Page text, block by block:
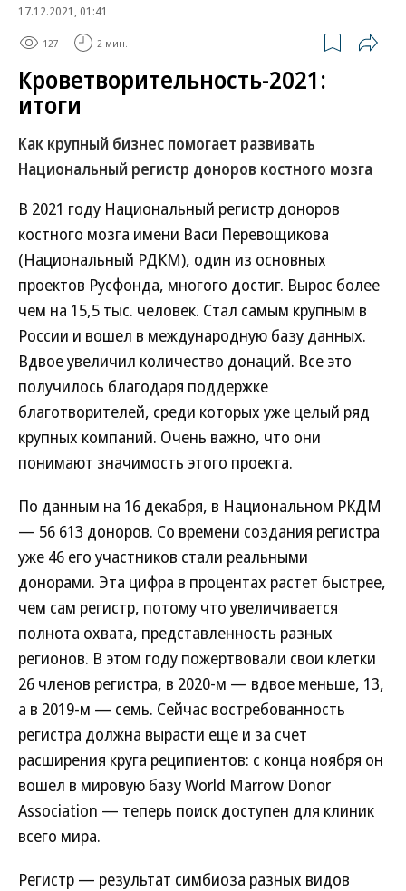
17.12.2021, 01:41
127 2 мин.
Кроветворительность-2021:
итоги
Как крупный бизнес помогает развивать
Национальный регистр доноров костного мозга
В 2021 году Национальный регистр доноров
костного мозга имени Васи Перевощикова
(Национальный РДКМ), один из основных
проектов Русфонда, многого достиг. Вырос более
чем на 15,5 тыс. человек. Стал самым крупным в
России и вошел в международную базу данных.
Вдвое увеличил количество донаций. Все это
получилось благодаря поддержке
благотворителей, среди которых уже целый ряд
крупных компаний. Очень важно, что они
понимают значимость этого проекта.
По данным на 16 декабря, в Национальном РКДМ
— 56 613 доноров. Со времени создания регистра
уже 46 его участников стали реальными
донорами. Эта цифра в процентах растет быстрее,
чем сам регистр, потому что увеличивается
полнота охвата, представленность разных
регионов. В этом году пожертвовали свои клетки
26 членов регистра, в 2020-м — вдвое меньше, 13,
а в 2019-м — семь. Сейчас востребованность
регистра должна вырасти еще и за счет
расширения круга реципиентов: с конца ноября он
вошел в мировую базу World Marrow Donor
Association — теперь поиск доступен для клиник
всего мира.
Регистр — результат симбиоза разных видов